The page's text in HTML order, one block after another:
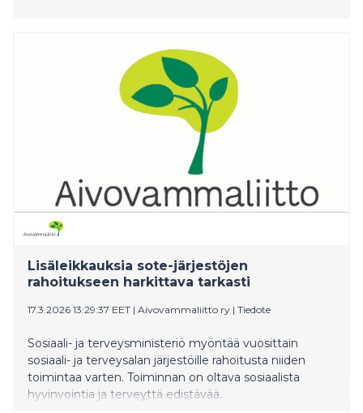
Lisäleikkauksia sote-järjestöjen
rahoitukseen harkittava tarkasti
17.3.2026 13:29:37 EET | Aivovammaliitto ry | Tiedote
Sosiaali- ja terveysministeriö myöntää vuosittain
sosiaali- ja terveysalan järjestöille rahoitusta niiden
toimintaa varten. Toiminnan on oltava sosiaalista
hyvinvointia ja terveyttä edistävää.